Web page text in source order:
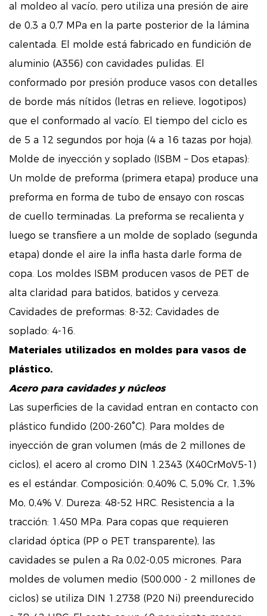
al moldeo al vacío, pero utiliza una presión de aire
de 0,3 a 0,7 MPa en la parte posterior de la lámina
calentada. El molde está fabricado en fundición de
aluminio (A356) con cavidades pulidas. El
conformado por presión produce vasos con detalles
de borde más nítidos (letras en relieve, logotipos)
que el conformado al vacío. El tiempo del ciclo es
de 5 a 12 segundos por hoja (4 a 16 tazas por hoja).
Molde de inyección y soplado (ISBM – Dos etapas):
Un molde de preforma (primera etapa) produce una
preforma en forma de tubo de ensayo con roscas
de cuello terminadas. La preforma se recalienta y
luego se transfiere a un molde de soplado (segunda
etapa) donde el aire la infla hasta darle forma de
copa. Los moldes ISBM producen vasos de PET de
alta claridad para batidos, batidos y cerveza.
Cavidades de preformas: 8-32; Cavidades de
soplado: 4-16.
Materiales utilizados en moldes para vasos de
plástico.
Acero para cavidades y núcleos
Las superficies de la cavidad entran en contacto con
plástico fundido (200-260°C). Para moldes de
inyección de gran volumen (más de 2 millones de
ciclos), el acero al cromo DIN 1.2343 (X40CrMoV5-1)
es el estándar. Composición: 0,40% C, 5,0% Cr, 1,3%
Mo, 0,4% V. Dureza: 48-52 HRC. Resistencia a la
tracción: 1.450 MPa. Para copas que requieren
claridad óptica (PP o PET transparente), las
cavidades se pulen a Ra 0,02-0,05 micrones. Para
moldes de volumen medio (500.000 - 2 millones de
ciclos) se utiliza DIN 1.2738 (P20 Ni) preendurecido